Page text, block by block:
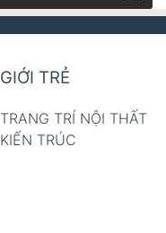
GIỚI TRẺ
TRANG TRÍ NỘI THẤT
KIẾN TRÚC